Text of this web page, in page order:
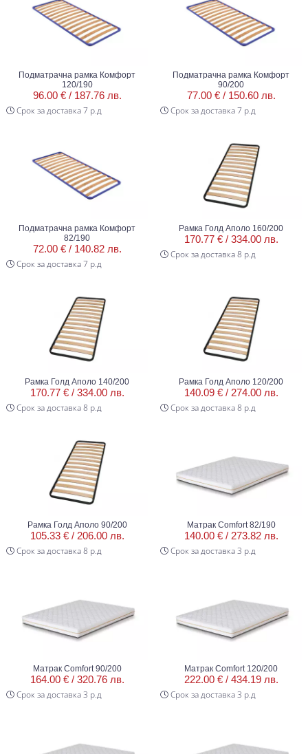
Подматрачна рамка Комфорт
120/190
96.00 € / 187.76 лв.
Срок за доставка 7 р.д
Подматрачна рамка Комфорт
90/200
77.00 € / 150.60 лв.
Срок за доставка 7 р.д
Подматрачна рамка Комфорт
82/190
72.00 € / 140.82 лв.
Срок за доставка 7 р.д
Рамка Голд Аполо 160/200
170.77 € / 334.00 лв.
Срок за доставка 8 р.д
Рамка Голд Аполо 140/200
170.77 € / 334.00 лв.
Срок за доставка 8 р.д
Рамка Голд Аполо 120/200
140.09 € / 274.00 лв.
Срок за доставка 8 р.д
Рамка Голд Аполо 90/200
105.33 € / 206.00 лв.
Срок за доставка 8 р.д
Матрак Comfort 82/190
140.00 € / 273.82 лв.
Срок за доставка 3 р.д
Матрак Comfort 90/200
164.00 € / 320.76 лв.
Срок за доставка 3 р.д
Матрак Comfort 120/200
222.00 € / 434.19 лв.
Срок за доставка 3 р.д